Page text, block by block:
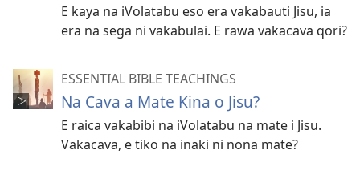
E kaya na iVolatabu eso era vakabauti Jisu, ia
era na sega ni vakabulai. E rawa vakacava qori?
ESSENTIAL BIBLE TEACHINGS
Na Cava a Mate Kina o Jisu?
E raica vakabibi na iVolatabu na mate i Jisu.
Vakacava, e tiko na inaki ni nona mate?